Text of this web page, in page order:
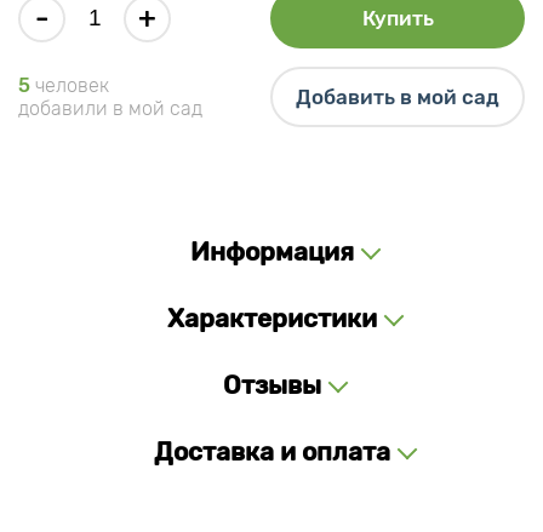
- + Купить
5 человек
добавили в мой сад
Добавить в мой сад
Информация
Характеристики
Отзывы
Доставка и оплата